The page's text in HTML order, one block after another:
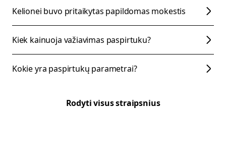
Kelionei buvo pritaikytas papildomas mokestis
Kiek kainuoja važiavimas paspirtuku?
Kokie yra paspirtukų parametrai?
Rodyti visus straipsnius